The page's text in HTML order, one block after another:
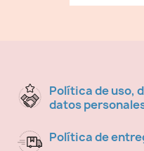
Política de uso,
datos
Política de